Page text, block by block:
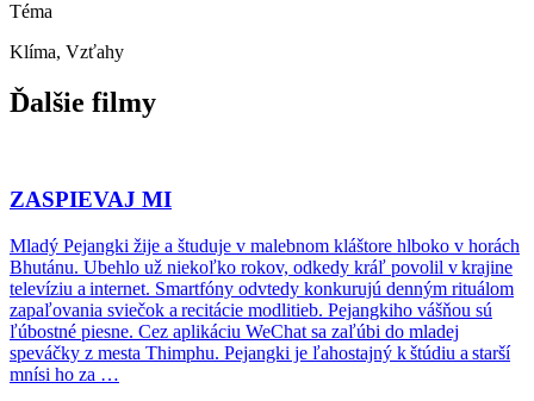
Téma
Klíma, Vzťahy
Ďalšie filmy
ZASPIEVAJ MI
Mladý Pejangki žije a študuje v malebnom kláštore hlboko v horách
Bhutánu. Ubehlo už niekoľko rokov, odkedy kráľ povolil v krajine
televíziu a internet. Smartfóny odvtedy konkurujú denným rituálom
zapaľovania sviečok a recitácie modlitieb. Pejangkiho vášňou sú
ľúbostné piesne. Cez aplikáciu WeChat sa zaľúbi do mladej
speváčky z mesta Thimphu. Pejangki je ľahostajný k štúdiu a starší
mnísi ho za …